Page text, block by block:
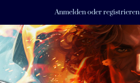
Anmelden oder registrieren